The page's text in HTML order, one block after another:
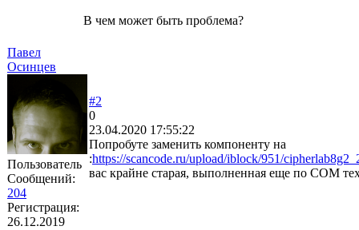
В чем может быть проблема?
Павел
Осинцев
Пользователь
Сообщений:
204
Регистрация:
26.12.2019
#2
0
23.04.2020 17:55:22
Попробуте заменить компоненту на
:https://scancode.ru/upload/iblock/951/
вас крайне старая, выполненная еще по COM